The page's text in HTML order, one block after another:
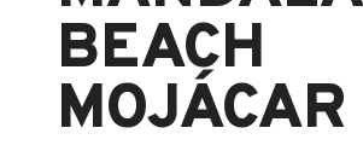
BEACH
MOJÁCAR